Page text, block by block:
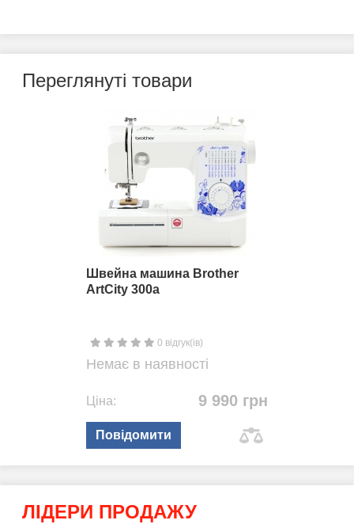
Переглянуті товари
Швейна машина Brother
ArtCity 300a
0 відгук(ів)
Немає в наявності
Ціна: 9 990 грн
Повідомити
ЛІДЕРИ ПРОДАЖУ